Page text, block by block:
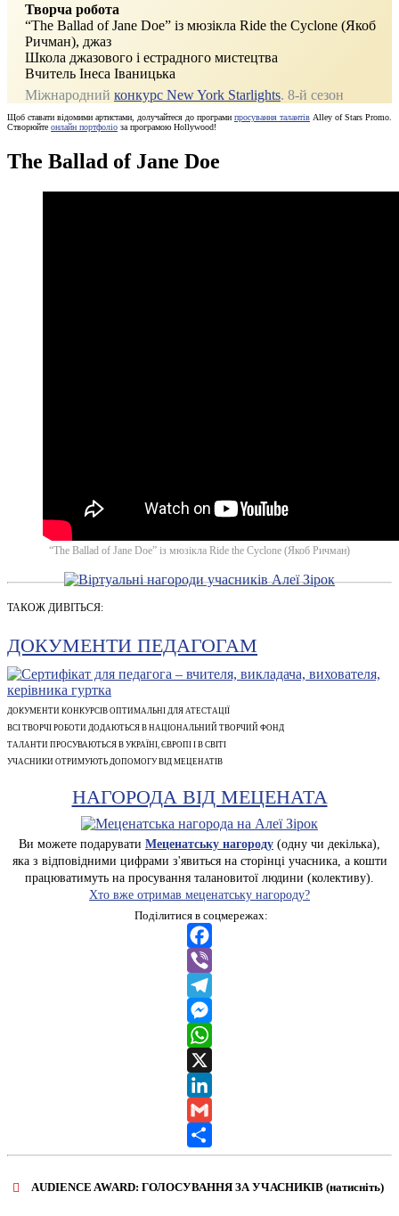
Творча робота
“The Ballad of Jane Doe” із мюзікла Ride the Cyclone (Якоб
Ричман), джаз
Школа джазового і естрадного мистецтва
Вчитель Інеса Іваницька
Міжнародний конкурс New York Starlights. 8-й сезон
Щоб ставати відомими артистами, долучайтеся до програми просування талантів Alley of Stars Promo.
Створюйте онлайн портфоліо за програмою Hollywood!
The Ballad of Jane Doe
“The Ballad of Jane Doe” із мюзікла Ride the Cyclone (Якоб Ричман)
ТАКОЖ ДИВІТЬСЯ:
ДОКУМЕНТИ ПЕДАГОГАМ
ДОКУМЕНТИ КОНКУРСІВ ОПТИМАЛЬНІ ДЛЯ АТЕСТАЦІЇ
ВСІ ТВОРЧІ РОБОТИ ДОДАЮТЬСЯ В НАЦІОНАЛЬНИЙ ТВОРЧИЙ ФОНД
ТАЛАНТИ ПРОСУВАЮТЬСЯ В УКРАЇНІ, ЄВРОПІ І В СВІТІ
УЧАСНИКИ ОТРИМУЮТЬ ДОПОМОГУ ВІД МЕЦЕНАТІВ
НАГОРОДА ВІД МЕЦЕНАТА
Ви можете подарувати Меценатську нагороду (одну чи декілька),
яка з відповідними цифрами з'явиться на сторінці учасника, а кошти
працюватимуть на просування талановитої людини (колективу).
Хто вже отримав меценатську нагороду?
Поділитися в соцмережах:
Facebook
Viber
Telegram
Messenger
WhatsApp
X
LinkedIn
Gmail
Share
AUDIENCE AWARD: ГОЛОСУВАННЯ ЗА УЧАСНИКІВ (натисніть)